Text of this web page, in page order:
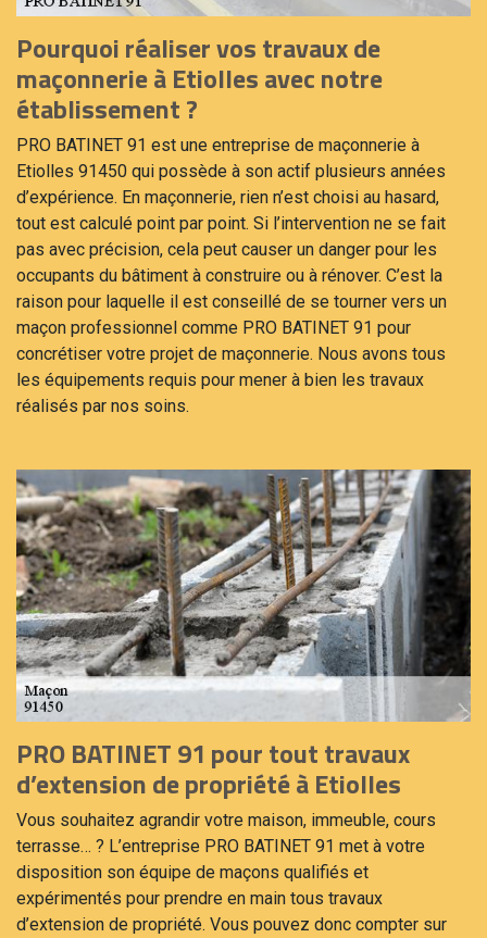
Pourquoi réaliser vos travaux de
maçonnerie à Etiolles avec notre
établissement ?
PRO BATINET 91 est une entreprise de maçonnerie à
Etiolles 91450 qui possède à son actif plusieurs années
d’expérience. En maçonnerie, rien n’est choisi au hasard,
tout est calculé point par point. Si l’intervention ne se fait
pas avec précision, cela peut causer un danger pour les
occupants du bâtiment à construire ou à rénover. C’est la
raison pour laquelle il est conseillé de se tourner vers un
maçon professionnel comme PRO BATINET 91 pour
concrétiser votre projet de maçonnerie. Nous avons tous
les équipements requis pour mener à bien les travaux
réalisés par nos soins.
PRO BATINET 91 pour tout travaux
d’extension de propriété à Etiolles
Vous souhaitez agrandir votre maison, immeuble, cours
terrasse… ? L’entreprise PRO BATINET 91 met à votre
disposition son équipe de maçons qualifiés et
expérimentés pour prendre en main tous travaux
d’extension de propriété. Vous pouvez donc compter sur